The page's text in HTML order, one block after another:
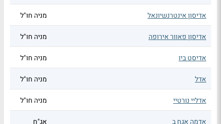
אדיסון אינטרנשיונאל מניה חו"ל
אדיסון פאוור אירופה מניה חו"ל
אדיסט ביו מניה חו"ל
אדל מניה חו"ל
אדליי נורטיי מניה חו"ל
אדמה אגח ב אג"ח